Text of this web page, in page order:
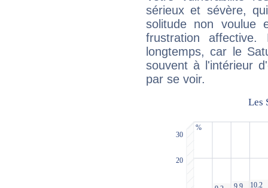
sérieux et sévère,
solitude non voulue
frustration
longtemps, car le
souvent à l'intérieur
par se voir.